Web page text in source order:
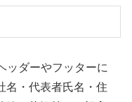
ッダーやフッターに
名・代表者氏名・住